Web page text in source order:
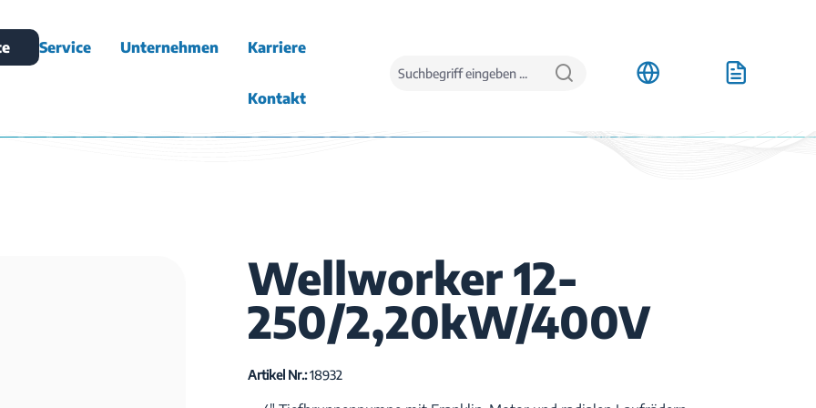
Service Unternehmen Karriere
Kontakt
Wellworker 12-
250/2,20kW/400V
Artikel Nr.:18932